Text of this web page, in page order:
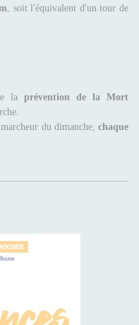
, soit l'équivalent d'un tour de
la prévention de la Mort
du dimanche, chaque